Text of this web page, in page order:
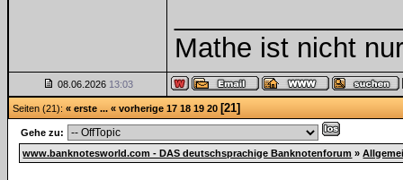
Mathe ist nicht
08.06.2026 13:03
Seiten (21): « erste ... « vorherige 17 18 19 20 [21]
Gehe zu:
www.banknotesworld.com - DAS deutschsprachige Banknotenforum »